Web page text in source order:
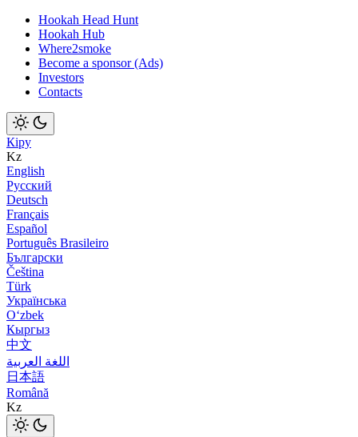
Hookah Head Hunt
Hookah Hub
Where2smoke
Become a sponsor (Ads)
Investors
Contacts
Кіру
Kz
English
Русский
Deutsch
Français
Español
Português Brasileiro
Български
Čeština
Türk
Українська
Оʻzbek
Кыргыз
中文
اللغة العربية
日本語
Română
Kz